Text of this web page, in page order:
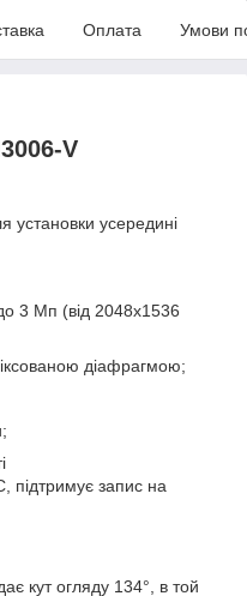
Оплата Умови
V
установки усередині
3 Мп (від 2048x1536
діафрагмою;
підтримує запис на
кут огляду 134°, в той